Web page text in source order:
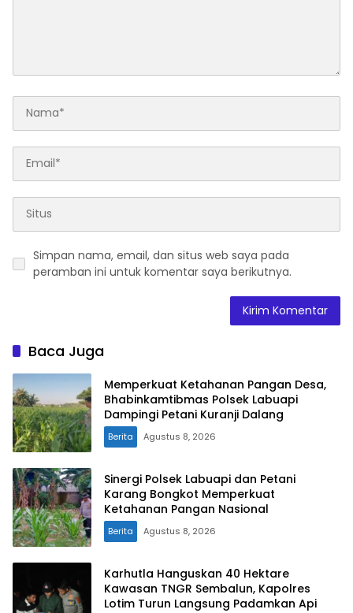
Simpan nama, email, dan situs web saya pada
peramban ini untuk komentar saya berikutnya.
Baca Juga
Memperkuat Ketahanan Pangan Desa,
Bhabinkamtibmas Polsek Labuapi
Dampingi Petani Kuranji Dalang
Berita Agustus 8, 2026
Sinergi Polsek Labuapi dan Petani
Karang Bongkot Memperkuat
Ketahanan Pangan Nasional
Berita Agustus 8, 2026
Karhutla Hanguskan 40 Hektare
Kawasan TNGR Sembalun, Kapolres
Lotim Turun Langsung Padamkan Api